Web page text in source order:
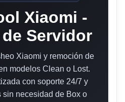
Xiaomi -
Servidor
Xiaomi y remoción de
modelos Clean o Lost.
con soporte 24/7 y
sin necesidad de Box o